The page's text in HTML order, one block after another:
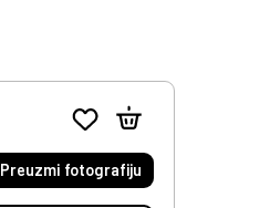
Preuzmi fotografiju